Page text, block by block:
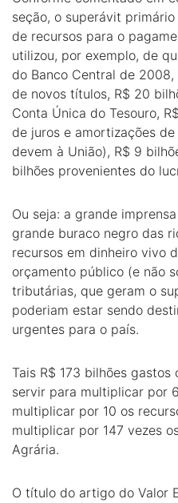
seção, o superávit
de recursos para o
utilizou, por exemplo, de
do Banco Central de
de novos títulos, R$ 20
Conta Única do Tesouro,
de juros e amortizações
devem à União), R$ 9
bilhões provenientes do
Ou seja: a grande
grande buraco negro das
recursos em dinheiro vivo
orçamento público (e não
tributárias, que geram o
poderiam estar sendo
urgentes para o país.
Tais R$ 173 bilhões
servir para multiplicar por
multiplicar por 10 os
multiplicar por 147 vezes
Agrária.
O título do artigo do Valor